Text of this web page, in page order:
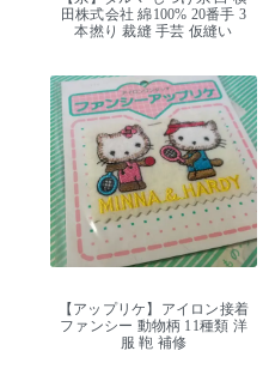
田株式会社 綿100% 20番手 3
本撚り 裁縫 手芸 仮縫い
【アップリケ】アイロン接着
ファンシー 動物柄 11種類 洋
服 鞄 補修